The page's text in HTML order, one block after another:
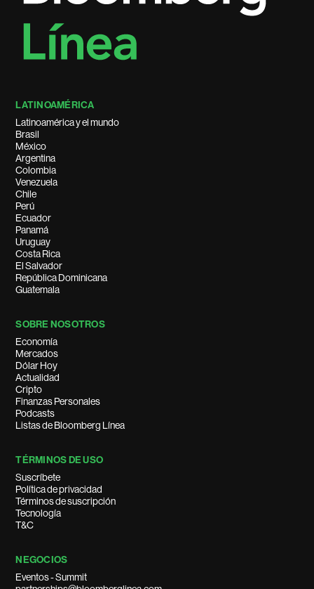
LATINOAMÉRICA
Latinoamérica y el mundo
Brasil
México
Argentina
Colombia
Venezuela
Chile
Perú
Ecuador
Panamá
Uruguay
Costa Rica
El Salvador
República Dominicana
Guatemala
SOBRE NOSOTROS
Economía
Mercados
Dólar Hoy
Actualidad
Cripto
Finanzas Personales
Podcasts
Listas de Bloomberg Línea
TÉRMINOS DE USO
Suscríbete
Política de privacidad
Términos de suscripción
Tecnología
T&C
NEGOCIOS
Eventos - Summit